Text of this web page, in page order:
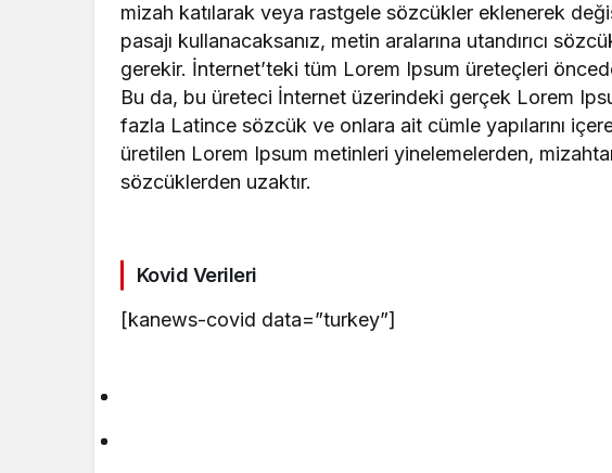
mizah katılarak veya rastgele sözcükler eklenerek
pasajı kullanacaksanız, metin aralarına utandırıcı
gerekir. İnternet’teki tüm Lorem Ipsum üreteçleri
Bu da, bu üreteci İnternet üzerindeki gerçek Lorem
fazla Latince sözcük ve onlara ait cümle yapılarını
üretilen Lorem Ipsum metinleri yinelemelerden,
sözcüklerden uzaktır.
Kovid Verileri
[kanews-covid data=”turkey”]